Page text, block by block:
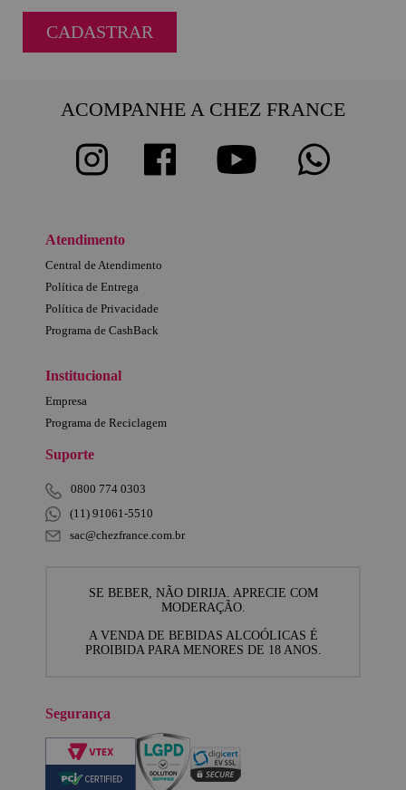
CADASTRAR
ACOMPANHE A CHEZ FRANCE
Atendimento
Central de Atendimento
Política de Entrega
Política de Privacidade
Programa de CashBack
Institucional
Empresa
Programa de Reciclagem
Suporte
0800 774 0303
(11) 91061-5510
sac@chezfrance.com.br
SE BEBER, NÃO DIRIJA. APRECIE COM
MODERAÇÃO.
A VENDA DE BEBIDAS ALCOÓLICAS É
PROIBIDA PARA MENORES DE 18 ANOS.
Segurança